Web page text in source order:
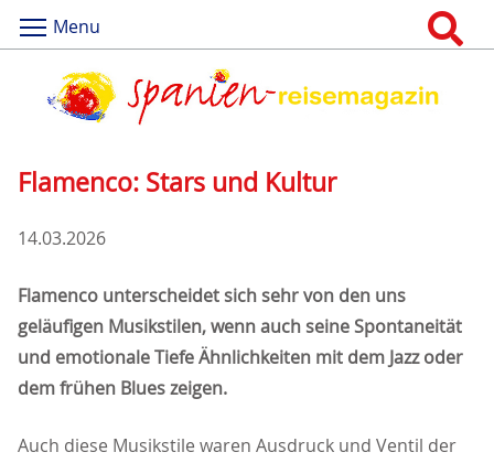
Menu
Flamenco: Stars und Kultur
14.03.2026
Flamenco unterscheidet sich sehr von den uns
geläufigen Musikstilen, wenn auch seine Spontaneität
und emotionale Tiefe Ähnlichkeiten mit dem Jazz oder
dem frühen Blues zeigen.
Auch diese Musikstile waren Ausdruck und Ventil der